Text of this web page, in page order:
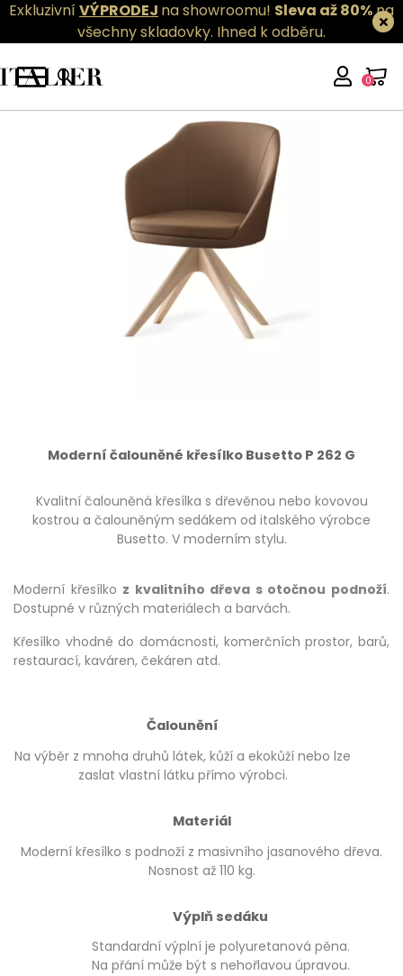
ExkluzivníVÝPRODEJ na showroomu! Sleva až 80%na
všechny skladovky. Ihned k odběru.
0
Moderní čalouněné křesílko Busetto P 262 G
Kvalitní čalouněná křesílka s dřevěnou nebo kovovou
kostrou a čalouněným sedákem od italského výrobce
Busetto. V moderním stylu.
Moderní křesílko z kvalitního dřeva s otočnou podnoží.
Dostupné v různých materiálech a barvách.
Křesílko vhodné do domácnosti, komerčních prostor, barů,
restaurací, kaváren, čekáren atd.
Čalounění
Na výběr z mnoha druhů látek, kůží a ekokůží nebo lze
zaslat vlastní látku přímo výrobci.
Materiál
Moderní křesílko s podnoží z masivního jasanového dřeva.
Nosnost až 110 kg.
Výplň sedáku
Standardní výplní je polyuretanová pěna.
Na přání může být s nehořlavou úpravou.